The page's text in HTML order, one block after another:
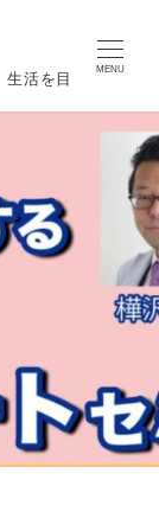
活を目 MENU